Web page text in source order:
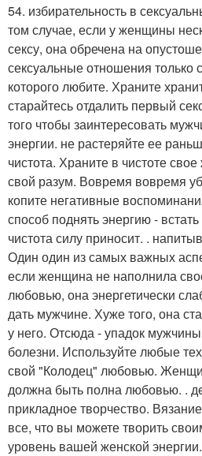
54. избирательность в
том случае, если у женщины
сексу, она обречена на
сексуальные отношения только
которого любите. Храните
старайтесь отдалить первый
того чтобы заинтересовать
энергии. не растеряйте ее
чистота. Храните в чистоте
свой разум. Вовремя вовремя
копите негативные
способ поднять энергию -
чистота силу приносит. .
Один один из самых важных
если женщина не наполнила
любовью, она энергетически
дать мужчине. Хуже того, она
у него. Отсюда - упадок
болезни. Используйте любые
свой "Колодец" любовью.
должна быть полна любовью. .
прикладное творчество.
все, что вы можете творить
уровень вашей женской энергии.